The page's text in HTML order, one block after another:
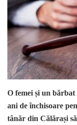
O femei și un bărbat
ani de închisoare
tânăr din Călărași